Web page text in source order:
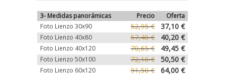
3- Medidas panorámicas Precio
Oferta
Foto Lienzo 30x90
52,95 € 37,10 €
Foto Lienzo 40x80 57,40 € 40,20 €
Foto Lienzo 40x120 70,65 € 49,45 €
Foto Lienzo 50x100 72,10 € 50,50 €
Foto Lienzo 60x120 91,50 € 64,00 €